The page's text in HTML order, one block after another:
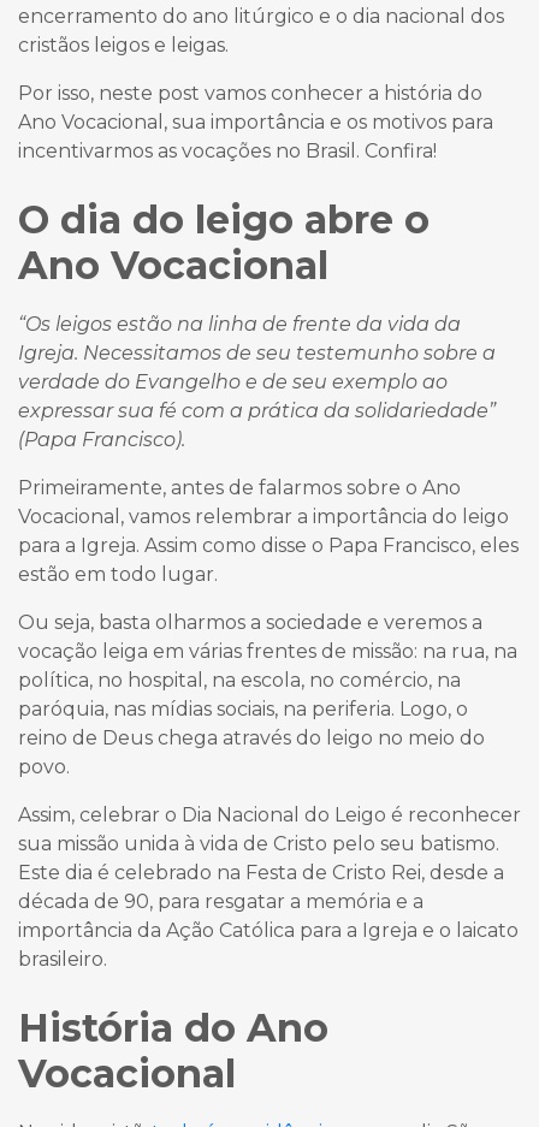
encerramento do ano litúrgico e o dia nacional dos
cristãos leigos e leigas.
Por isso, neste post vamos conhecer a história do
Ano Vocacional, sua importância e os motivos para
incentivarmos as vocações no Brasil. Confira!
O dia do leigo abre o
Ano Vocacional
“Os leigos estão na linha de frente da vida da
Igreja. Necessitamos de seu testemunho sobre a
verdade do Evangelho e de seu exemplo ao
expressar sua fé com a prática da solidariedade”
(Papa Francisco).
Primeiramente, antes de falarmos sobre o Ano
Vocacional, vamos relembrar a importância do leigo
para a Igreja. Assim como disse o Papa Francisco, eles
estão em todo lugar.
Ou seja, basta olharmos a sociedade e veremos a
vocação leiga em várias frentes de missão: na rua, na
política, no hospital, na escola, no comércio, na
paróquia, nas mídias sociais, na periferia. Logo, o
reino de Deus chega através do leigo no meio do
povo.
Assim, celebrar o Dia Nacional do Leigo é reconhecer
sua missão unida à vida de Cristo pelo seu batismo.
Este dia é celebrado na Festa de Cristo Rei, desde a
década de 90, para resgatar a memória e a
importância da Ação Católica para a Igreja e o laicato
brasileiro.
História do Ano
Vocacional